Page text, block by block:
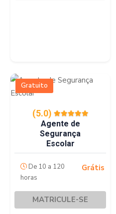
Gratuito
(5.0)
Agente de
Segurança
Escolar
De 10 a 120
horas
Grátis
MATRICULE-SE